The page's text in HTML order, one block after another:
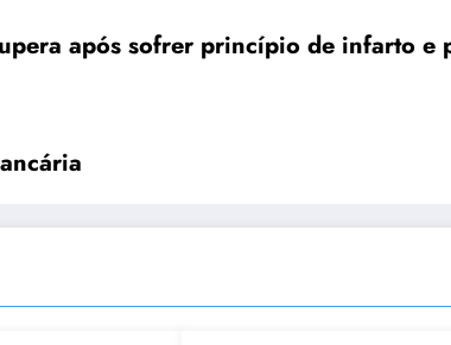
após sofrer princípio de infarto e